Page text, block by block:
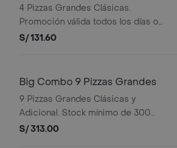
20505897812
4 Pizzas Grandes Clásicas.
Promoción válida todos los días o
hasta agotar stock. Stock mínimo de
CORPORACION PERUANA DE
RESTAURANTES S.A.C. RUC:
20505897812
S/ 131.60
Big Combo 9 Pizzas Grandes
9 Pizzas Grandes Clásicas y
Adicional. Stock mínimo de 300
unidades. No acumulable con otras
S/ 313.00